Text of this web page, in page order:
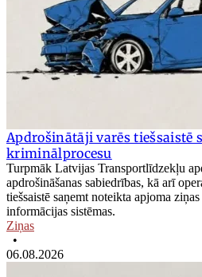
Apdrošinātāji varēs tiešsaistē
kriminālprocesu
Turpmāk Latvijas Transportlīdzekļu
apdrošināšanas sabiedrības, kā arī
tiešsaistē saņemt noteikta apjoma
informācijas sistēmas.
Ziņas
•
06.08.2026